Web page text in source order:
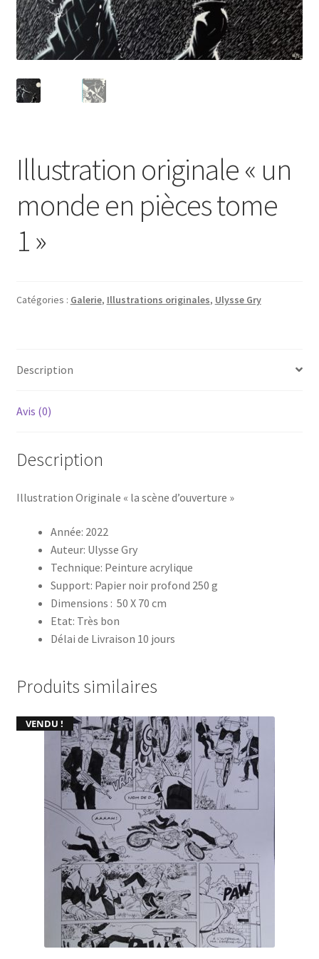
Illustration originale « un
monde en pièces tome
1 »
Catégories : Galerie, Illustrations originales, Ulysse Gry
Description
Avis (0)
Description
Illustration Originale « la scène d’ouverture »
Année: 2022
Auteur: Ulysse Gry
Technique: Peinture acrylique
Support: Papier noir profond 250 g
Dimensions : 50 X 70 cm
Etat: Très bon
Délai de Livraison 10 jours
Produits similaires
VENDU !